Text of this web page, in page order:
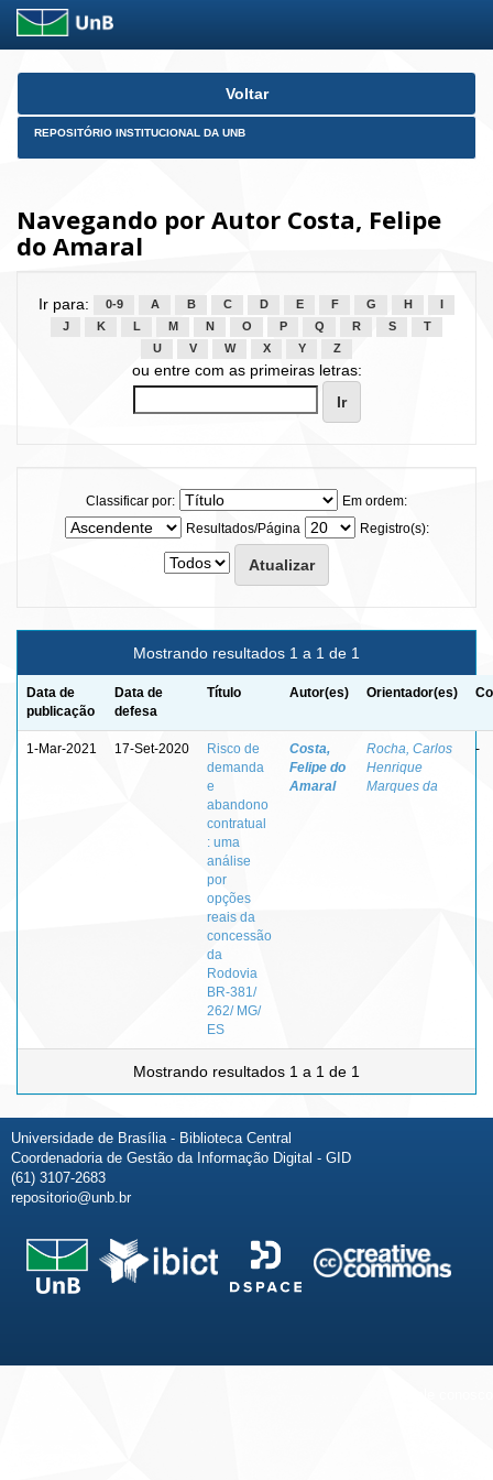
Skip
Voltar
REPOSITÓRIO INSTITUCIONAL DA UNB
Navegando por Autor Costa, Felipe
do Amaral
Ir para: 0-9 A B C D E F G H
J
K L M N O P Q R S
T
U
V W X Y Z
ou entre com as primeiras letras:
Classificar por:
Em ordem:
Resultados/Página
Registro(s):
Mostrando resultados 1 a 1 de 1
Data de
publicação
Data de
defesa
Título Autor(es) Orientador(es)
1-Mar-2021 17-Set-2020
Risco de
demanda
e
abandono
contratual
: uma
análise
por
opções
reais da
concessão
da
Rodovia
BR-381/
262/ MG/
ES
Costa,
Felipe do
Amaral
Rocha, Carlos
Henrique
Marques da
-
Mostrando resultados 1 a 1 de 1
Universidade de Brasília - Biblioteca Central
Coordenadoria de Gestão da Informação Digital - GID
(61) 3107-2683
repositorio@unb.br